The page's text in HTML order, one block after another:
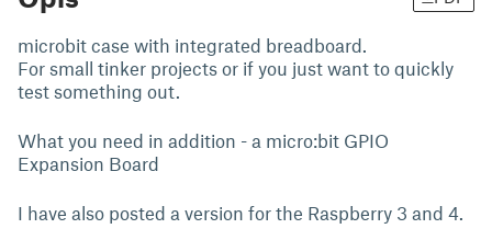
microbit case with integrated breadboard.
For small tinker projects or if you just want to quickly
test something out.
What you need in addition - a micro:bit GPIO
Expansion Board
I have also posted a version for the Raspberry 3 and 4.